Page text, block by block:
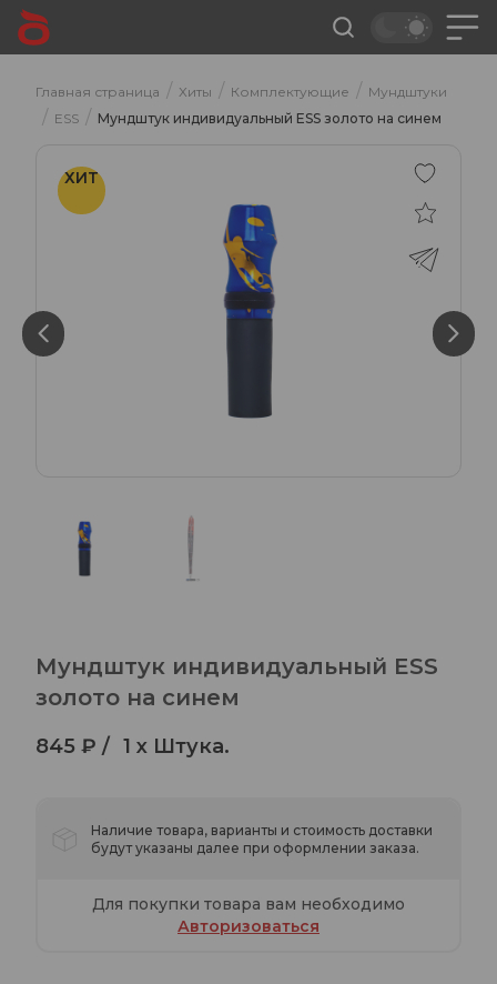
Главная страница / Хиты / Комплектующие / Мундштуки
/ ESS / Мундштук индивидуальный ESS золото на синем
ХИТ
Мундштук индивидуальный ESS
золото на синем
845 ₽ / 1 x Штука.
Наличие товара, варианты и стоимость доставки
будут указаны далее при оформлении заказа.
Для покупки товара вам необходимо
Авторизоваться